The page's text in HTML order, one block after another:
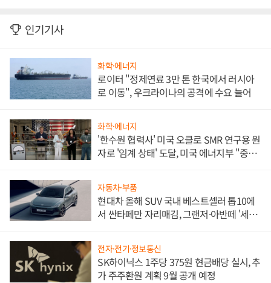
인기기사
화학·에너지
로이터 "정제연료 3만 톤 한국에서 러시아
로 이동", 우크라이나의 공격에 수요 늘어
화학·에너지
'한수원 협력사' 미국 오클로 SMR 연구용 원
자로 '임계 상태' 도달, 미국 에너지부 "중요
자동차·부품
현대차 올해 SUV 국내 베스트셀러 톱10에
서 싼타페만 자리매김, 그랜저·아반떼 '세단
전자·전기·정보통신
SK하이닉스 1주당 375원 현금배당 실시, 추
가 주주환원 계획 9월 공개 예정